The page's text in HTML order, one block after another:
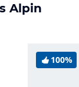
Alpin
100%